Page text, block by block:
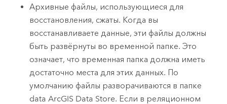
Архивные файлы, использующиеся для
восстановления, сжаты. Когда вы
восстанавливаете данные, эти файлы должны
быть развёрнуты во временной папке. Это
означает, что временная папка должна иметь
достаточно места для этих данных. По
умолчанию файлы разворачиваются в папке
dataArcGIS Data Store. Если в реляционном